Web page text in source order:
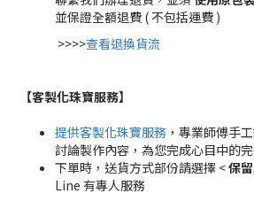
並保證全額退費 ( 不包括運費 )
>>>>查看退換貨流
【客製化珠寶服務】
提供客製化珠寶服務 ，專業師傅手
討論製作內容，為您完成心目中的完
下單時，送貨方式部份請選擇 <保
Line 有專人服務